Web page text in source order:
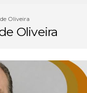
CNPJ com letras
Brasileiro cria
Muito além da
Oliveira
Oliveira